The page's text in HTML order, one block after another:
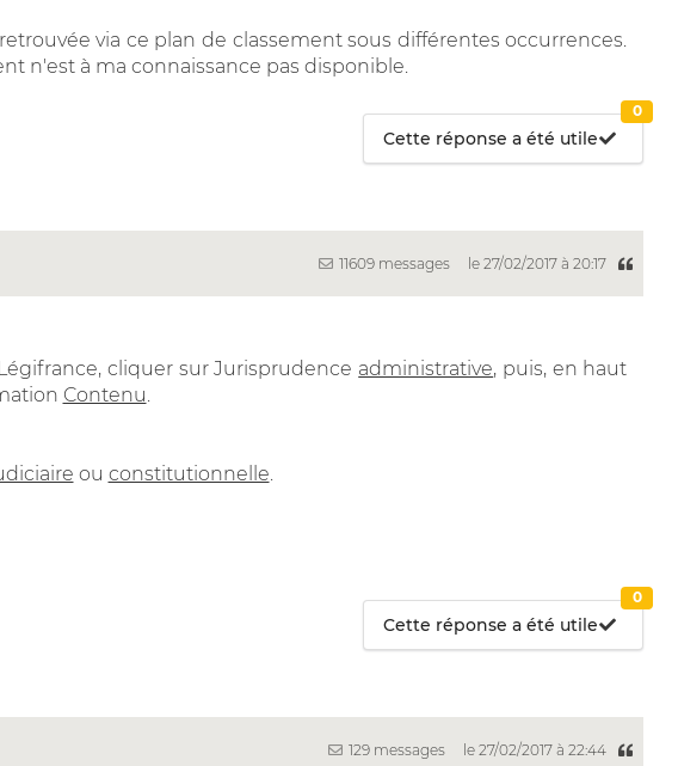
via ce plan de classement sous différentes occurrences.
n'est à ma connaissance pas disponible.
Cette réponse a été utile
0
11609 messages le 27/02/2017 à 20:17
cliquer sur Jurisprudence administrative, puis, en haut
Contenu
ou constitutionnelle
Cette réponse a été utile
0
129 messages le 27/02/2017 à 22:44